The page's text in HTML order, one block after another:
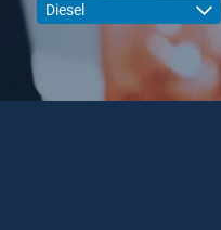
Diesel